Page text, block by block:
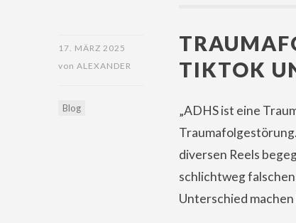
17. MÄRZ 2025
von ALEXANDER
Blog
TIKTOK
„ADHS ist eine
diversen Reels
schlichtweg
Unterschied machen